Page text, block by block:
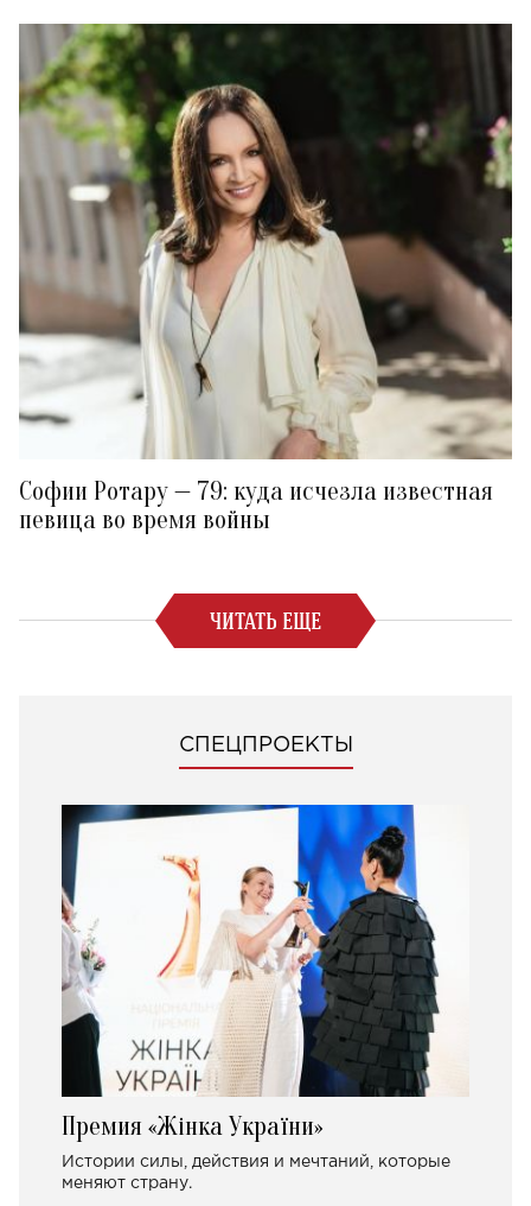
Софии Ротару — 79: куда исчезла известная
певица во время войны
ЧИТАТЬ ЕЩЕ
СПЕЦПРОЕКТЫ
Премия «Жінка України»
Истории силы, действия и мечтаний, которые
меняют страну.